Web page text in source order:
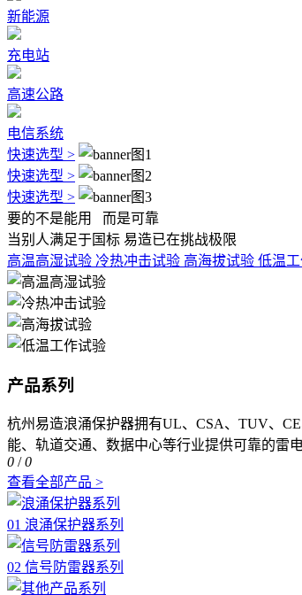
新能源
充电站
高速公路
电信系统
快速选型 >
快速选型 >
快速选型 >
要的不是能用
而是可靠
当别人满足于国标 易造已在挑战极限
高温高湿试验 冷热冲击试验 高海拔试验 低温
产品系列
杭州易造浪涌保护器拥有UL、CSA、TUV、
能、轨道交通、数据中心等行业提供可靠的雷
0 /0
查看全部产品 >
01 浪涌保护器系列
02 信号防雷器系列